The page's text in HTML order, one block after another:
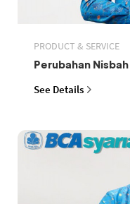
PRODUCT & SERVICE
Perubahan
See Details